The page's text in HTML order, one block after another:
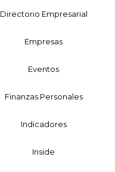
Directorio Empresarial
Empresas
Eventos
Finanzas Personales
Indicadores
Inside